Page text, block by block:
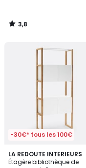
3,8
/
-30€* tous les 100€
LA REDOUTE INTERIEURS
Étagère bibliothèque de
4,1
/ 5